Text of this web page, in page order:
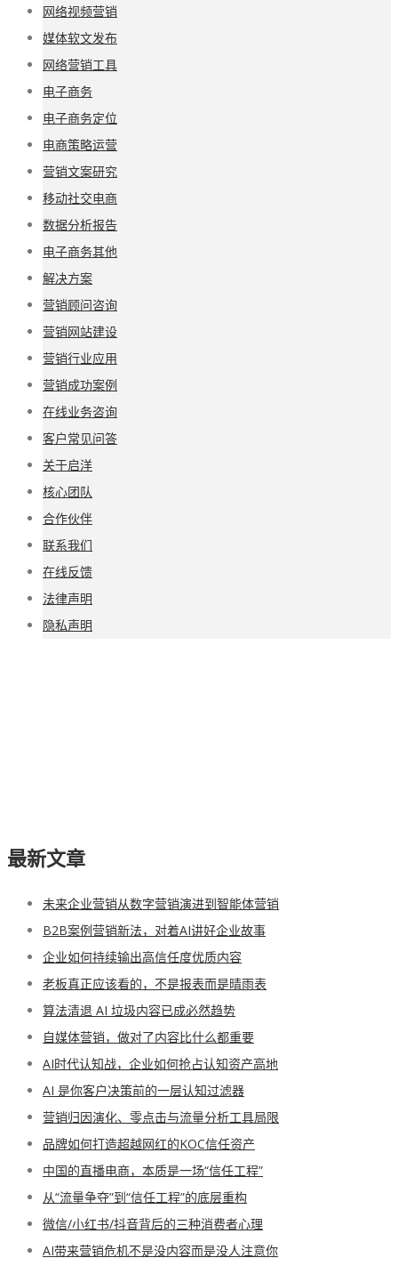
网络视频营销
媒体软文发布
网络营销工具
电子商务
电子商务定位
电商策略运营
营销文案研究
移动社交电商
数据分析报告
电子商务其他
解决方案
营销顾问咨询
营销网站建设
营销行业应用
营销成功案例
在线业务咨询
客户常见问答
关于启洋
核心团队
合作伙伴
联系我们
在线反馈
法律声明
隐私声明
最新文章
未来企业营销从数字营销演进到智能体营销
B2B案例营销新法，对着AI讲好企业故事
企业如何持续输出高信任度优质内容
老板真正应该看的，不是报表而是晴雨表
算法清退 AI 垃圾内容已成必然趋势
自媒体营销，做对了内容比什么都重要
AI时代认知战，企业如何抢占认知资产高地
AI 是你客户决策前的一层认知过滤器
营销归因演化、零点击与流量分析工具局限
品牌如何打造超越网红的KOC信任资产
中国的直播电商，本质是一场“信任工程”
从“流量争夺”到“信任工程”的底层重构
微信/小红书/抖音背后的三种消费者心理
AI带来营销危机不是没内容而是没人注意你